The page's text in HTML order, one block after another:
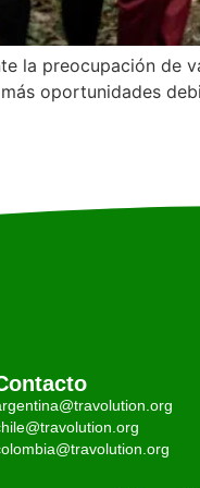
la preocupación de
oportunidades